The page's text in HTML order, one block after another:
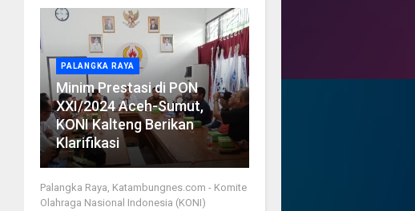
PALANGKA RAYA
Minim Prestasi di PON
XXI/2024 Aceh-Sumut,
KONI Kalteng Berikan
Klarifikasi
Palangka Raya, Katambungnes.com - Komite
Olahraga Nasional Indonesia (KONI)